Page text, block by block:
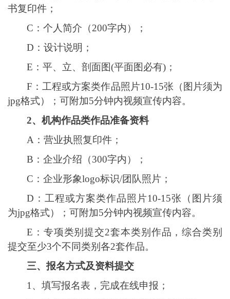
书复印件；
C： 个人简介（200字内）；
D： 设计说明；
E： 平、立、剖面图(平面图必有)；
F： 工程或方案类作品照片10-15张（图片须为
jpg格式）；可附加5分钟内视频宣传内容。
2、 机构作品类作品准备资料
A： 营业执照复印件；
B： 企业介绍 （300字内）；
C： 企业形象logo标识/团队照片；
D： 工程或方案类作品照片10-15张（图片须
为jpg格式）；可附加5分钟内视频宣传内容。
E： 专项类别提交2套本类别作品，综合类别
提交至少3个不同类别各2套作品。
三、报名方式及资料提交
1、 填写报名表 ，完成在线申报 ；